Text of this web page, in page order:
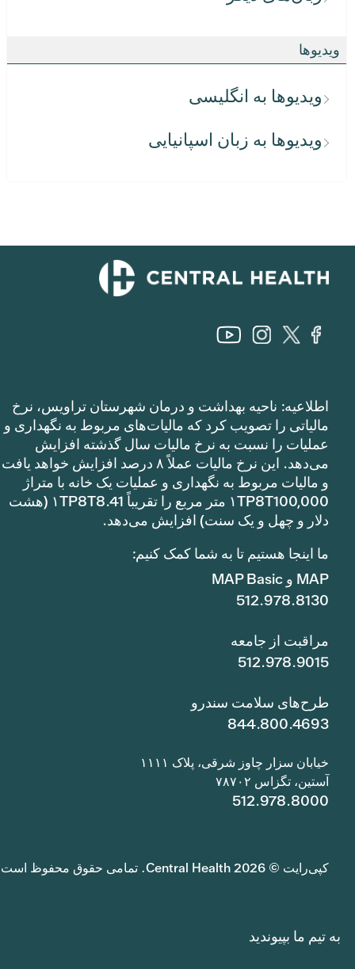
ویدیوها
ویدیوها به انگلیسی
ویدیوها به زبان اسپانیایی
اطلاعیه: ناحیه بهداشت و درمان شهرستان تراویس، نرخ
مالیاتی را تصویب کرد که مالیات‌های مربوط به نگهداری و
عملیات را نسبت به نرخ مالیات سال گذشته افزایش
می‌دهد. این نرخ مالیات عملاً ۸ درصد افزایش خواهد یافت
و مالیات مربوط به نگهداری و عملیات یک خانه با متراژ
۱TP8T100,000 متر مربع را تقریباً ۱TP8T8.41 (هشت
دلار و چهل و یک سنت) افزایش می‌دهد.
ما اینجا هستیم تا به شما کمک کنیم:
MAP و MAP Basic
512.978.8130
مراقبت از جامعه
512.978.9015
طرح‌های سلامت سندرو
844.800.4693
خیابان سزار چاوز شرقی، پلاک ۱۱۱۱
آستین، تگزاس ۷۸۷۰۲
512.978.8000
کپی‌رایت © 2026 Central Health. تمامی حقوق محفوظ است.
به تیم ما بپیوندید